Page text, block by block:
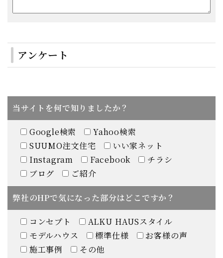
アンケート
当サイトを何で知りましたか？
Google検索
Yahoo検索
SUUMO注文住宅
いい家ネット
Instagram
Facebook
チラシ
ブログ
ご紹介
弊社のHPで気になった部分はどこですか？
コンセプト
ALKU HAUSスタイル
モデルハウス
標準仕様
お客様の声
施工事例
その他